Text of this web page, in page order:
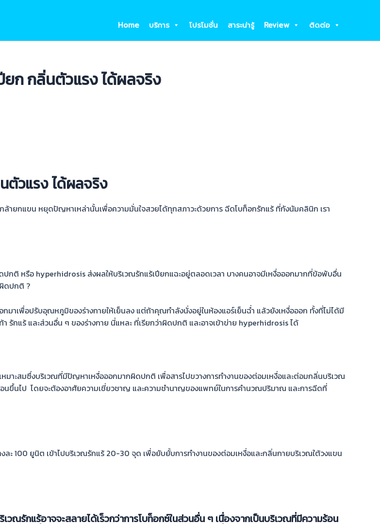
Home บริการ โปรโมชั่น สาระน่ารู้ Review ติดต่อ
ก กลิ่นตัวแรง ได้ผลจริง
วแรง ได้ผลจริง
ยกแขน หยุดปัญหาเหล่านั้นเพื่อความมั่นใจสวยได้ทุกสภาวะด้วยการ ฉีดโบท็อกรักแร้ ที่กังนัมคลินิก เรา
กติ หรือ hyperhidrosis ส่งผลให้บริเวณรักแร้เปียกแฉะอยู่ตลอดเวลา บางคนอาจมีเหงื่อออกมากที่ข้อพับอื่น
ดปกติ ?
มาเพื่อปรับอุณหภูมิของร่างกายให้เย็นลง แต่ถ้าคุณกำลังนั่งอยู่ในห้องแอร์เย็นฉ่ำ แล้วยังเหงื่อออก ทั้งที่ไม่ได้มี
รักแร้ และส่วนอื่น ๆ ของร่างกาย นี่แหละ ที่เรียกว่าผิดปกติ และอาจเข้าข่าย hyperhidrosis ได้
าะสมซึ่งบริเวณที่มีปัญหาเหงื่อออกมากผิดปกติ เพื่อสารไปขวางการทำงานของต่อมเหงื่อและต่อมกลิ่นบริเวณ
อนขึ้นไป โดยจะต้องอาศัยความเชี่ยวชาญ และความชำนาญของแพทย์ในการคำนวณปริมาณ และการฉีดที่
100 ยูนิต เข้าไปบริเวณรักแร้ 20-30 จุด เพื่อยับยั้บการทำงานของต่อมเหงื่อและกลิ่นกายบริเวณใต้วงแขน
วณรักแร้อาจจะสลายได้เร็วกว่าการโบท็อกซ์ในส่วนอื่น ๆ เนื่องจากเป็นบริเวณที่มีความร้อน